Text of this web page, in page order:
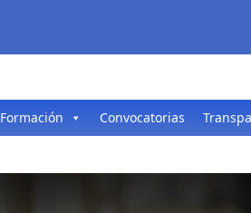
Formación Convocatorias